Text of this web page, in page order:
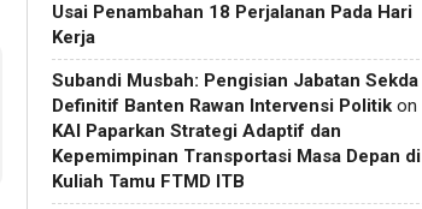
Usai Penambahan 18 Perjalanan Pada Hari
Kerja
Subandi Musbah: Pengisian Jabatan Sekda
Definitif Banten Rawan Intervensi Politik on
KAI Paparkan Strategi Adaptif dan
Kepemimpinan Transportasi Masa Depan di
Kuliah Tamu FTMD ITB